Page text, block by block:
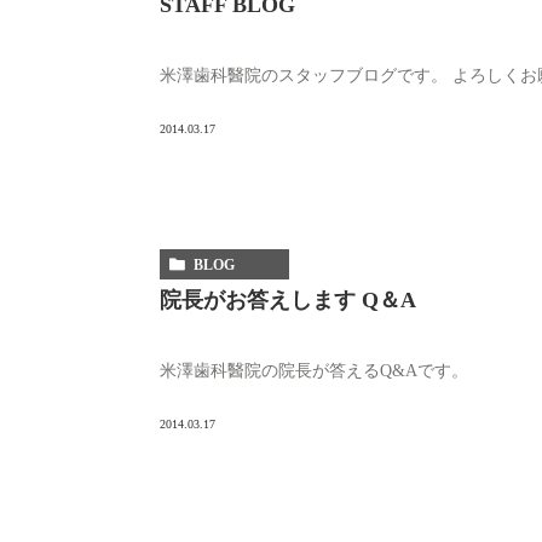
STAFF BLOG
米澤歯科醫院のスタッフブログです。 よろしくお
2014.03.17
BLOG
院長がお答えします Q＆A
米澤歯科醫院の院長が答えるQ&Aです。
2014.03.17